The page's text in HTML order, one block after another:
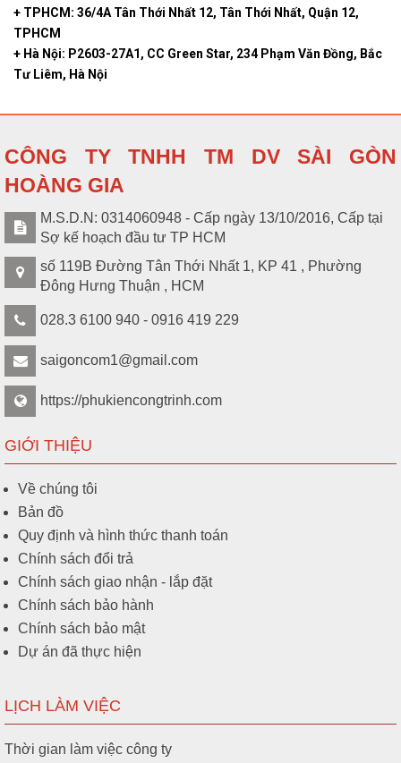
WS-
C2960L-
8PS-LL
Switch Cisco 8 port 10/100/1000
ports
hệ
+ TPHCM: 36/4A Tân Thới Nhất 12, Tân Thới Nhất, Quận 12,
TPHCM
+ Hà Nội: P2603-27A1, CC Green Star, 234 Phạm Văn Đồng, Bắc
Tư Liêm, Hà Nội
CÔNG TY TNHH TM DV SÀI GÒN
HOÀNG GIA
M.S.D.N: 0314060948 - Cấp ngày 13/10/2016, Cấp tại
Sợ kế hoạch đầu tư TP HCM
số 119B Đường Tân Thới Nhất 1, KP 41 , Phường
Đông Hưng Thuận , HCM
028.3 6100 940 - 0916 419 229
saigoncom1@gmail.com
https://phukiencongtrinh.com
GIỚI THIỆU
Về chúng tôi
Bản đồ
Quy định và hình thức thanh toán
Chính sách đổi trả
Chính sách giao nhận - lắp đặt
Chính sách bảo hành
Chính sách bảo mật
Dự án đã thực hiện
LỊCH LÀM VIỆC
Thời gian làm việc công ty